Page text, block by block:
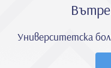
Университетска